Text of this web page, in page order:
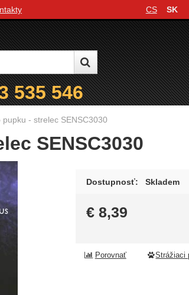
pupku - strelec SENSC3030
SENSC3030
Dostupnosť: Skladem
€ 8,39
Porovnať Strážiaci
CS SK
535 546